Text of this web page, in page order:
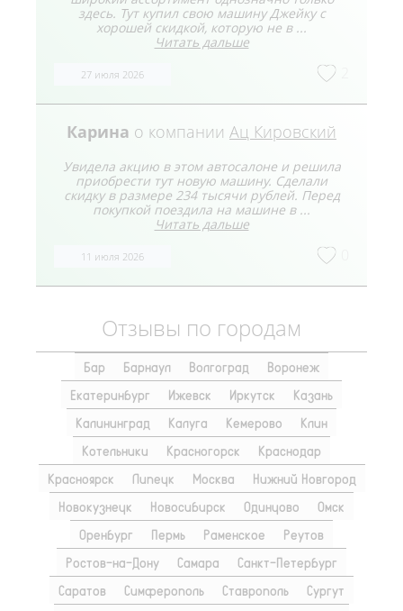
здесь. Тут купил свою машину Джейку с
хорошей скидкой, которую не в ...
Читать дальше
27 июля 2026
Карина о компании Ац Кировский
Увидела акцию в этом автосалоне и решила
приобрести тут новую машину. Сделали
скидку в размере 234 тысячи рублей. Перед
покупкой поездила на машине в ...
Читать дальше
11 июля 2026
Отзывы по городам
Бар Барнаул Волгоград
Воронеж
Екатеринбург
Ижевск Иркутск
Казань
Калининград
Калуга Кемерово
Клин
Котельники
Красногорск
Краснодар
Красноярск
Липецк Москва
Нижний Новгород
Новокузнецк
Новосибирск Одинцово
Омск
Оренбург
Пермь Раменское
Реутов
Ростов-на-Дону
Самара
Санкт-Петербург
Саратов
Симферополь Ставрополь
Сургут